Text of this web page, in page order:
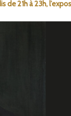
de 21h à 23h,